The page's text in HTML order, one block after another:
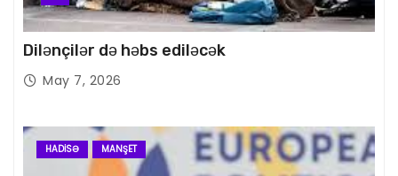
Dilənçilər də həbs ediləcək
May 7, 2026
HADISƏ MANŞET